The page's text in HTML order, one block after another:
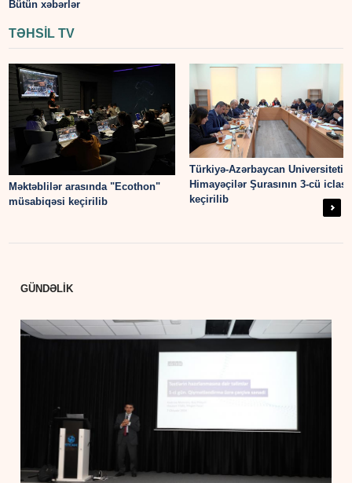
Bütün xəbərlər
TƏHSİL TV
Məktəblilər arasında "Ecothon"
müsabiqəsi keçirilib
Türkiyə-Azərbaycan Universiteti
Himayəçilər Şurasının 3-cü iclası
keçirilib
GÜNDƏLİK